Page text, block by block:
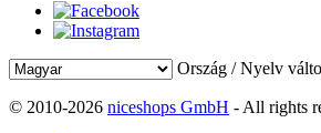
Ország / Nyelv
© 2010-2026 niceshops GmbH - All rights